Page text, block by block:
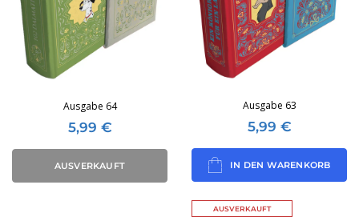
Ausgabe 64
5,99 €
AUSVERKAUFT
Ausgabe 63
5,99 €
IN DEN WARENKORB
AUSVERKAUFT